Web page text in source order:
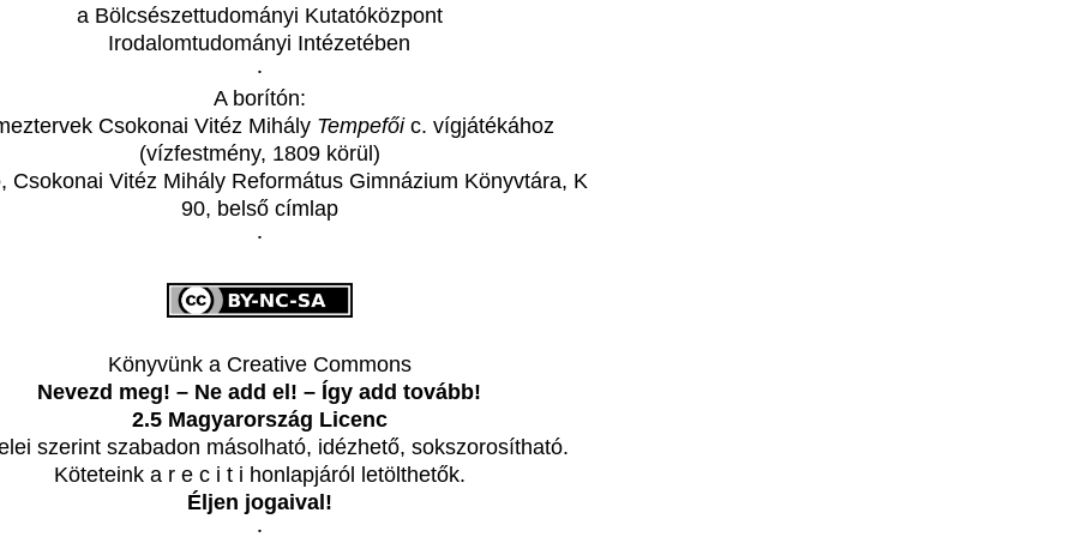
a Bölcsészettudományi Kutatóközpont
Irodalomtudományi Intézetében
‧
A borítón:
Csokonai Vitéz Mihály Tempefőic. vígjátékához
(vízfestmény, 1809 körül)
Csokonai Vitéz Mihály Református Gimnázium Könyvtára, K
90, belső címlap
‧
Könyvünk a Creative Commons
Nevezd meg! – Ne add el! – Így add tovább!
2.5 Magyarország Licenc
szerint szabadon másolható, idézhető, sokszorosítható.
Köteteink a r e c i t i honlapjáról letölthetők.
Éljen jogaival!
‧